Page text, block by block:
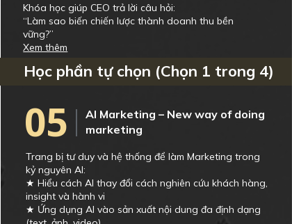
Khóa học giúp CEO trả lời câu hỏi:
“Làm sao biến chiến lược thành doanh thu bền
vững?”
Xem thêm
Học phần tự chọn (Chọn 1 trong 4)
05
AI Marketing – New way of doing
marketing
Trang bị tư duy và hệ thống để làm Marketing trong
kỷ nguyên AI:
★ Hiểu cách AI thay đổi cách nghiên cứu khách hàng,
insight và hành vi
★ Ứng dụng AI vào sản xuất nội dung đa định dạng